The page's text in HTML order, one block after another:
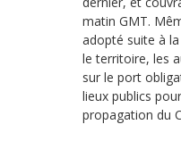
matin GMT.
adopté suite à
le territoire, les
sur le port
lieux publics
propagation du